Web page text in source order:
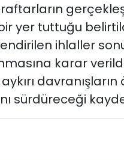
yer tuttuğu
ihlaller
karar
sürdüreceği